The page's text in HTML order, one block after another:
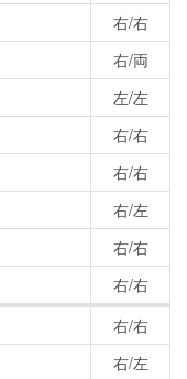
右/右
右/両
左/左
右/右
右/右
右/左
右/右
右/右
右/右
右/左